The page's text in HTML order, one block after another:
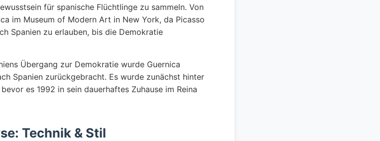
für spanische Flüchtlinge zu sammeln. Von
im Museum of Modern Art in New York, da Picasso
Spanien zu erlauben, bis die Demokratie
Übergang zur Demokratie wurde Guernica
Spanien zurückgebracht. Es wurde zunächst hinter
es 1992 in sein dauerhaftes Zuhause im Reina
Technik & Stil